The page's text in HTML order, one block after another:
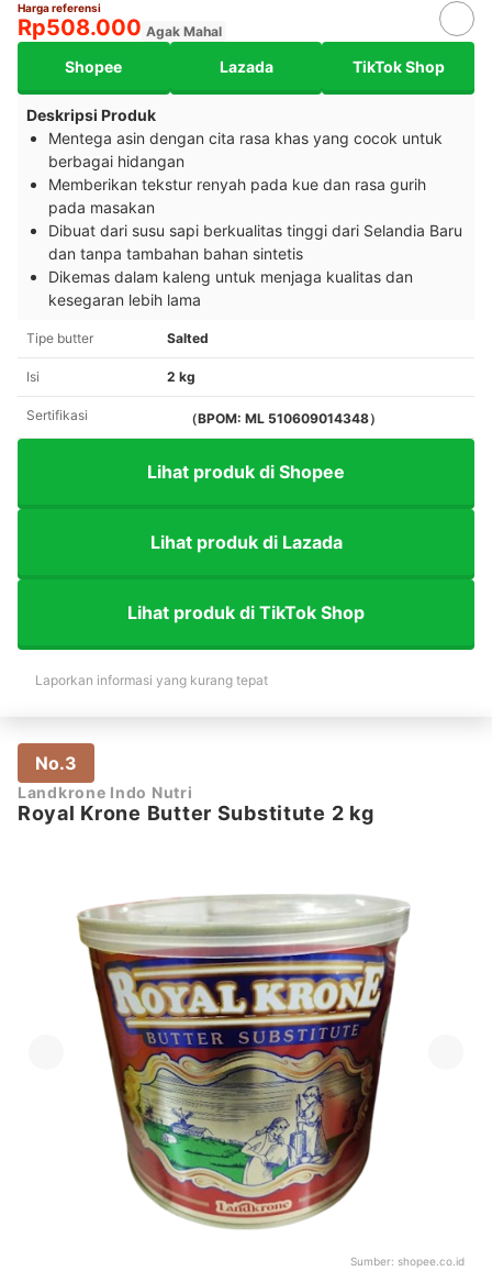
Harga referensi
Rp508.000 Agak Mahal
Shopee Lazada TikTok Shop
Deskripsi Produk
Mentega asin dengan cita rasa khas yang cocok untuk
berbagai hidangan
Memberikan tekstur renyah pada kue dan rasa gurih
pada masakan
Dibuat dari susu sapi berkualitas tinggi dari Selandia Baru
dan tanpa tambahan bahan sintetis
Dikemas dalam kaleng untuk menjaga kualitas dan
kesegaran lebih lama
Tipe butter Salted
Isi 2 kg
Sertifikasi （BPOM: ML 510609014348）
Lihat produk di Shopee
Lihat produk di Lazada
Lihat produk di TikTok Shop
Laporkan informasi yang kurang tepat
No.3
Landkrone Indo Nutri
Royal Krone Butter Substitute 2 kg
Sumber: shopee.co.id